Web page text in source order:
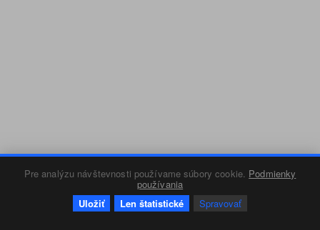
Pre analýzu návštevnosti používame súbory cookie. Podmienky
používania
Uložiť
Len štatistické Spravovať